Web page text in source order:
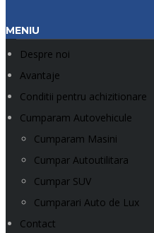
MENIU
Despre noi
Avantaje
Conditii pentru achizitionare
Cumparam Autovehicule
Cumparam Masini
Cumpar Autoutilitara
Cumpar SUV
Cumparari Auto de Lux
Contact